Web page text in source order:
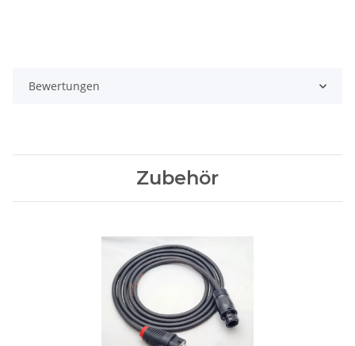
Bewertungen
Zubehör